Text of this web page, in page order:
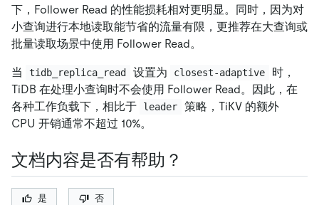
下，Follower Read 的性能损耗相对更明显。同时，因为对
小查询进行本地读取能节省的流量有限，更推荐在大查询或
批量读取场景中使用 Follower Read。
当 tidb_replica_read 设置为 closest-adaptive
时，
TiDB 在处理小查询时不会使用 Follower Read。因此，在
各种工作负载下，相比于
leader
策略，TiKV 的额外
CPU 开销通常不超过 10%。
文档内容是否有帮助？
是 否